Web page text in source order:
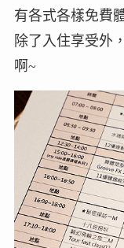
有各式各樣免費
除了入住享受外
啊~